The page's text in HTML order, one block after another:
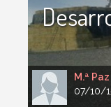
M.ª
07/10/